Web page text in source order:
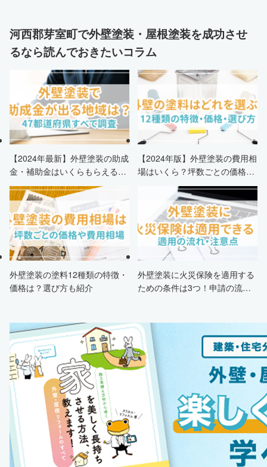
河西郡芽室町で外壁塗装・屋根塗装を成功させ
るなら読んでおきたいコラム
【2024年最新】外壁塗装の助成
金・補助金はいくらもらえる？
申請条件・市区町村情報・安く
する方法も紹介！
【2024年版】外壁塗装の費用相
場はいくら？坪数ごとの価格も
外壁塗装の塗料12種類の特徴・
価格は？選び方も紹介
外壁塗装に火災保険を適用する
ための条件は3つ！申請の流